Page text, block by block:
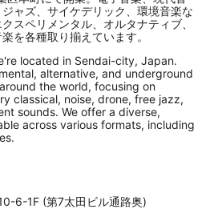
ャズ、サイケデリック、環境音楽な
スペリメンタル、オルタナティブ、
を各種取り揃えています。
located in Sendai-city, Japan.
alternative, and underground
the world, focusing on
classical, noise, drone, free jazz,
sounds. We offer a diverse,
across various formats, including
6-1F (第7太田ビル通路奥)